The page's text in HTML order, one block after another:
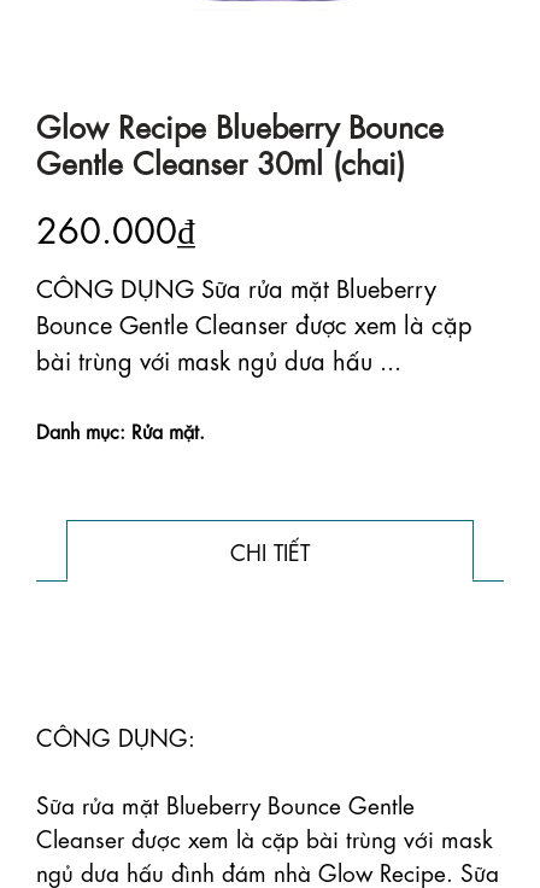
Glow Recipe Blueberry Bounce
Gentle Cleanser 30ml (chai)
260.000₫
CÔNG DỤNG Sữa rửa mặt Blueberry
Bounce Gentle Cleanser được xem là cặp
bài trùng với mask ngủ dưa hấu ...
Danh mục: Rửa mặt.
CHI TIẾT
CÔNG DỤNG:
Sữa rửa mặt Blueberry Bounce Gentle
Cleanser được xem là cặp bài trùng với mask
ngủ dưa hấu đình đám nhà Glow Recipe. Sữa